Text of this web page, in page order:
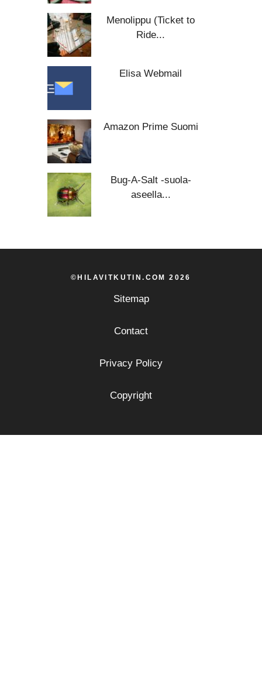
Menolippu (Ticket to
Ride...
Elisa Webmail
Amazon Prime Suomi
Bug-A-Salt -suola-
aseella...
©HILAVITKUTIN.COM 2026
Sitemap
Contact
Privacy Policy
Copyright